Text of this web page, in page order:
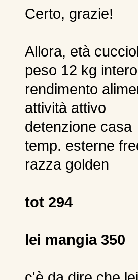
Certo, grazie!
Allora, età
peso 12 kg intero
rendimento
attività attivo
detenzione casa
temp. esterne
razza golden
tot 294
lei mangia 350